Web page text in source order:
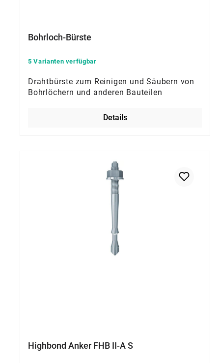
Bohrloch-Bürste
5 Varianten verfügbar
Drahtbürste zum Reinigen und Säubern von
Bohrlöchern und anderen Bauteilen
Details
Highbond Anker FHB II-A S